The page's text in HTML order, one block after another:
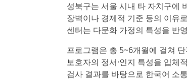
성북구는 서울 시내 타 자치구에
장벽이나 경제적 기준 등의 이유
센터는 다문화 가정의 특성을 반
프로그램은 총 5~6개월에 걸쳐
보호자의 정서·인지 특성을 입체
검사 결과를 바탕으로 한국어 소